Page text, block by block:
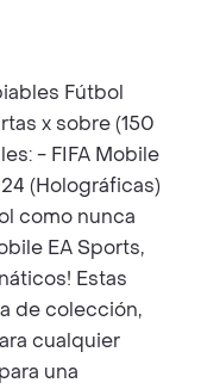
Fútbol
x sobre (150
- FIFA Mobile
(Holográficas)
como nunca
EA Sports,
Estas
de colección,
cualquier
una